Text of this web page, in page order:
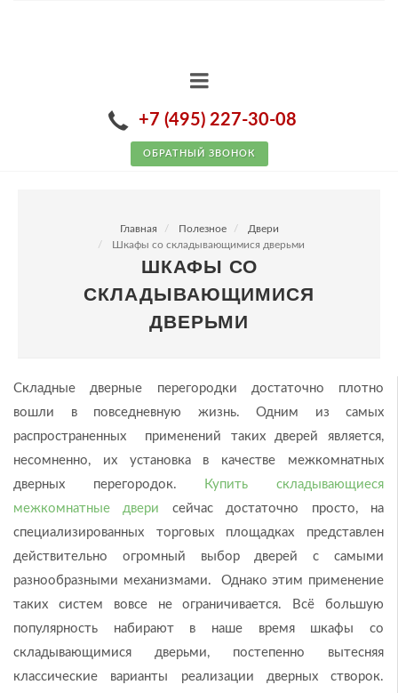
+7 (495) 227-30-08
ОБРАТНЫЙ ЗВОНОК
Главная Полезное
Двери
Шкафы со складывающимися дверьми
ШКАФЫ СО
СКЛАДЫВАЮЩИМИСЯ
ДВЕРЬМИ
Складные дверные перегородки достаточно плотно
вошли в повседневную жизнь. Одним из самых
распространенных применений таких дверей является,
несомненно, их установка в качестве межкомнатных
дверных перегородок.
Купить складывающиеся
межкомнатные двери сейчас достаточно просто, на
специализированных торговых площадках представлен
действительно огромный выбор дверей с самыми
разнообразными механизмами. Однако этим применение
таких систем вовсе не ограничивается. Всё большую
популярность набирают в наше время шкафы со
складывающимися дверьми, постепенно вытесняя
классические варианты реализации дверных створок.